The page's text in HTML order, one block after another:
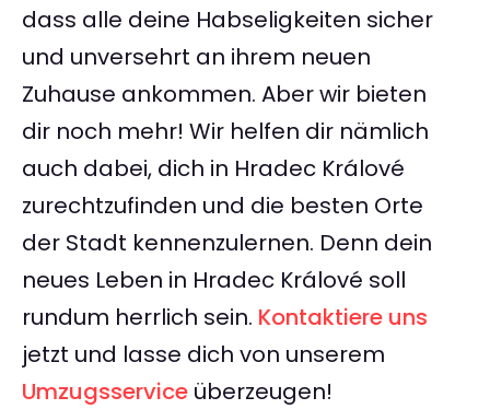
dass alle deine Habseligkeiten sicher
und unversehrt an ihrem neuen
Zuhause ankommen. Aber wir bieten
dir noch mehr! Wir helfen dir nämlich
auch dabei, dich in Hradec Králové
zurechtzufinden und die besten Orte
der Stadt kennenzulernen. Denn dein
neues Leben in Hradec Králové soll
rundum herrlich sein. Kontaktiere uns
jetzt und lasse dich von unserem
Umzugsservice überzeugen!